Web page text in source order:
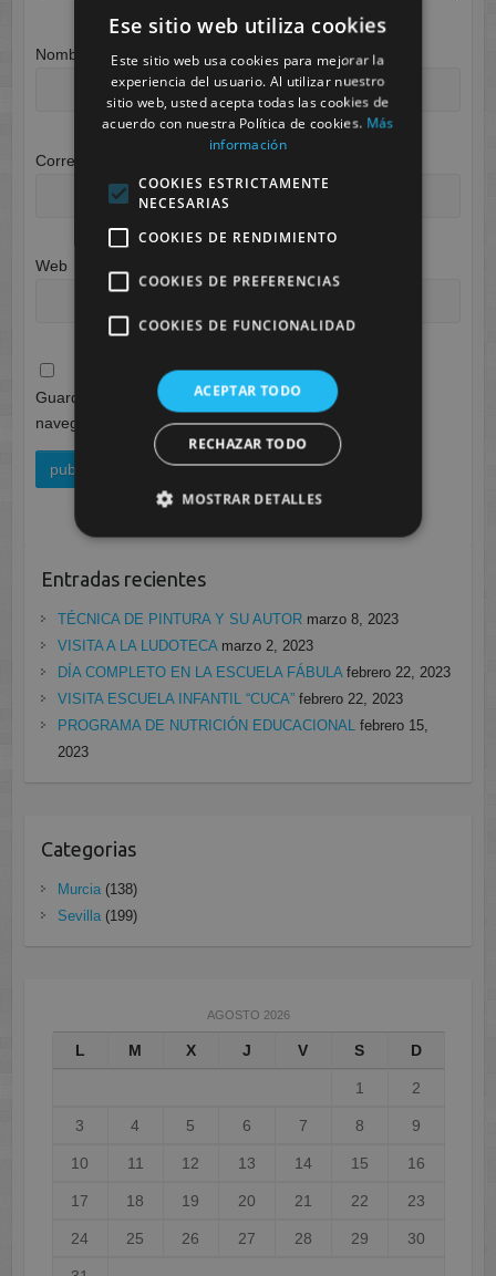
Nombre
Correo electrónico
Web
Guarda mi nombre, correo electrónico y web en este
navegador para la próxima vez que comente.
Entradas recientes
TÉCNICA DE PINTURA Y SU AUTOR marzo 8, 2023
VISITA A LA LUDOTECA marzo 2, 2023
DÍA COMPLETO EN LA ESCUELA FÁBULA febrero 22, 2023
VISITA ESCUELA INFANTIL “CUCA” febrero 22, 2023
PROGRAMA DE NUTRICIÓN EDUCACIONAL febrero 15,
2023
Categorias
Murcia(138)
Sevilla(199)
AGOSTO 2026
L M X J V S D
1 2
3 4 5 6 7 8 9
10 11 12 13 14 15 16
17 18 19 20 21 22 23
24 25 26 27 28 29 30
Ese sitio web utiliza cookies
Este sitio web usa cookies para mejorar la
experiencia del usuario. Al utilizar nuestro
sitio web, usted acepta todas las cookies de
acuerdo con nuestra Política de cookies. Más
información
COOKIES ESTRICTAMENTE
NECESARIAS
COOKIES DE RENDIMIENTO
COOKIES DE PREFERENCIAS
COOKIES DE FUNCIONALIDAD
ACEPTAR TODO
RECHAZAR TODO
MOSTRAR DETALLES